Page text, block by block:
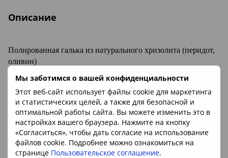
Мы заботимся о вашей конфиденциальности
Этот веб-сайт использует файлы cookie для маркетинга
и статистических целей, а также для безопасной и
оптимальной работы сайта. Вы можете изменить это в
настройках вашего браузера. Нажмите на кнопку
«Согласиться», чтобы дать согласие на использование
файлов cookie. Подробнее можно ознакомиться на
странице Пользовательское соглашение.
Описание
Полированная галька из натурального хризолита (перидот,
оливин)
Хризолит - ювелирная разновидность перидота
Минерал:хризолит ( перидот , оливин)
Размеры:ок. 5-9мм (ориентируйтесь на кофейное зерно на фото)
Происхождение камня:США